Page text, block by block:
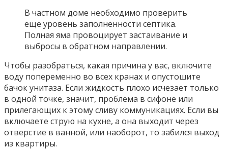
В частном доме необходимо проверить
еще уровень заполненности септика.
Полная яма провоцирует застаивание и
выбросы в обратном направлении.
Чтобы разобраться, какая причина у вас, включите
воду попеременно во всех кранах и опустошите
бачок унитаза. Если жидкость плохо исчезает только
в одной точке, значит, проблема в сифоне или
прилегающих к этому сливу коммуникациях. Если вы
включаете струю на кухне, а она выходит через
отверстие в ванной, или наоборот, то забился выход
из квартиры.